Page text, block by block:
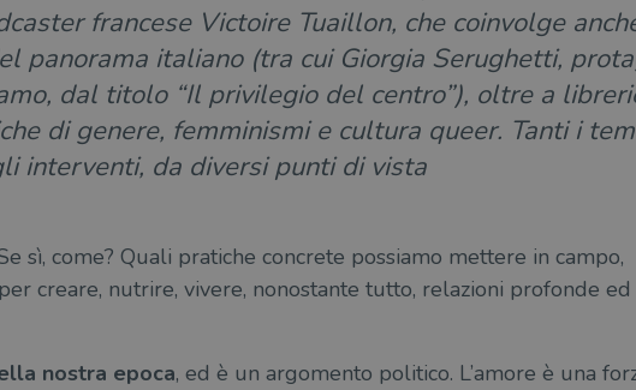
francese Victoire Tuaillon, che coinvolge
panorama italiano (tra cui Giorgia Serughetti,
dal titolo “Il privilegio del centro”), oltre a
di genere, femminismi e cultura queer. Tanti i
interventi, da diversi punti di vista
sì, come? Quali pratiche concrete possiamo mettere in campo,
creare, nutrire, vivere, nonostante tutto, relazioni profonde ed
nostra epoca, ed è un argomento politico. L’amore è una